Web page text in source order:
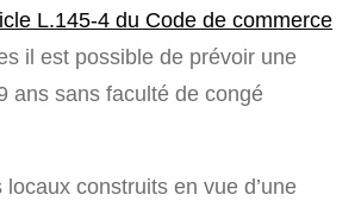
L.145-4 du Code de commerce
il est possible de prévoir une
ans sans faculté de congé
construits en vue d’une